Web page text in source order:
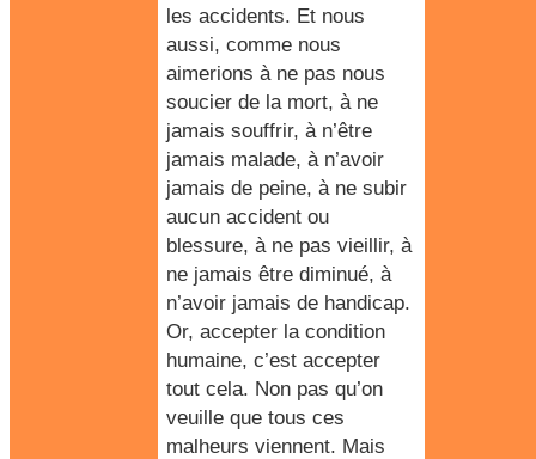
les accidents. Et nous
aussi, comme nous
aimerions à ne pas nous
soucier de la mort, à ne
jamais souffrir, à n’être
jamais malade, à n’avoir
jamais de peine, à ne subir
aucun accident ou
blessure, à ne pas vieillir, à
ne jamais être diminué, à
n’avoir jamais de handicap.
Or, accepter la condition
humaine, c’est accepter
tout cela. Non pas qu’on
veuille que tous ces
malheurs viennent. Mais